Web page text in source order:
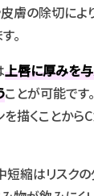
膚の除切に
。
上唇に厚みを
ことが可能です
を描くことか
縮はリスクの